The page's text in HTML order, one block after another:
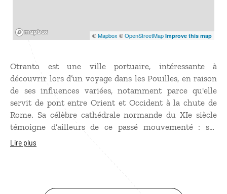
©Mapbox ©OpenStreetMap Improve this map
Otranto est une ville portuaire, intéressante à
découvrir lors d’un voyage dans les Pouilles, en raison
de ses influences variées, notamment parce qu'elle
servit de pont entre Orient et Occident à la chute de
Rome. Sa célèbre cathédrale normande du XIe siècle
témoigne d’ailleurs de ce passé mouvementé : ses
armoires renferment les crânes et ossements
et sa nature encore vierge feraient presque oublier un
Lire plus